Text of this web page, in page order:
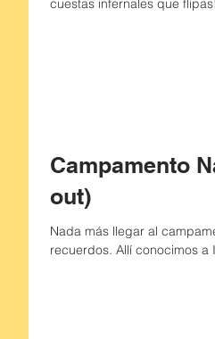
cuestas infernales que
Campamento
out)
Nada más llegar al
recuerdos. Allí conocimos a